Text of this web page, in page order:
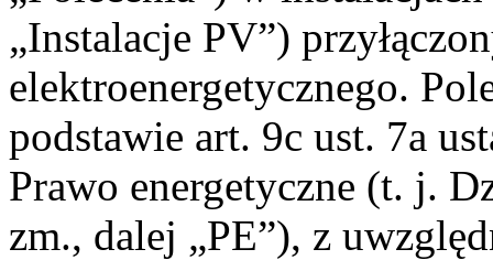
„Instalacje PV”)
elektroenergetycznego.
podstawie art. 9c ust. 7a
Prawo energetyczne (t. j.
zm., dalej „PE”), z